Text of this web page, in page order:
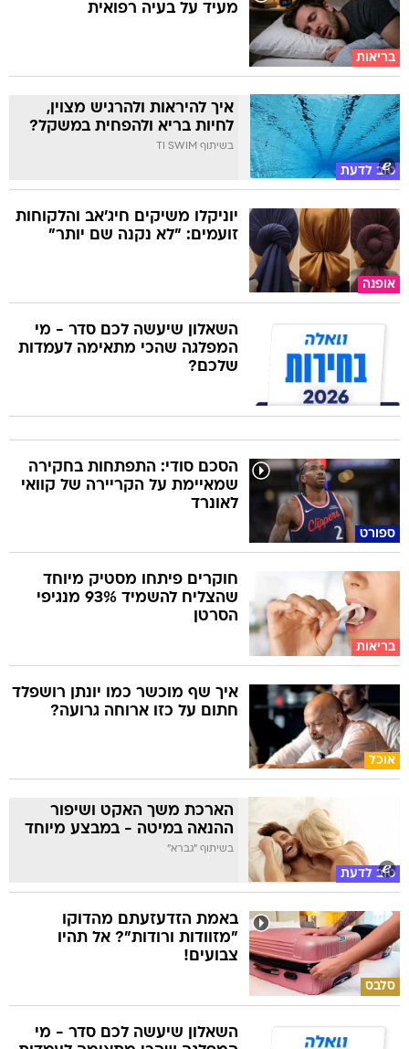
בריאות
מעיד על בעיה רפואית
טוב לדעת
איך להיראות ולהרגיש מצוין,
לחיות בריא ולהפחית במשקל?
בשיתוף TI SWIM
אופנה
יוניקלו משיקים חיג'אב והלקוחות
זועמים: "לא נקנה שם יותר"
השאלון שיעשה לכם סדר - מי
המפלגה שהכי מתאימה לעמדות
שלכם?
ספורט
הסכם סודי: התפתחות בחקירה
שמאיימת על הקריירה של קוואי
לאונרד
בריאות
חוקרים פיתחו מסטיק מיוחד
שהצליח להשמיד 93% מנגיפי
הסרטן
אוכל
איך שף מוכשר כמו יונתן רושפלד
חתום על כזו ארוחה גרועה?
טוב לדעת
הארכת משך האקט ושיפור
ההנאה במיטה - במבצע מיוחד
בשיתוף "גברא"
סלבס
באמת הזדעזעתם מהדוקו
"מזוודות ורודות"? אל תהיו
צבועים!
השאלון שיעשה לכם סדר - מי